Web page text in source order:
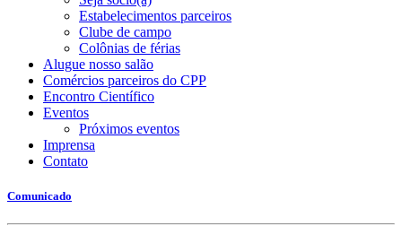
Estabelecimentos parceiros
Clube de campo
Colônias de férias
Alugue nosso salão
Comércios parceiros do CPP
Encontro Científico
Eventos
Próximos eventos
Imprensa
Contato
Comunicado